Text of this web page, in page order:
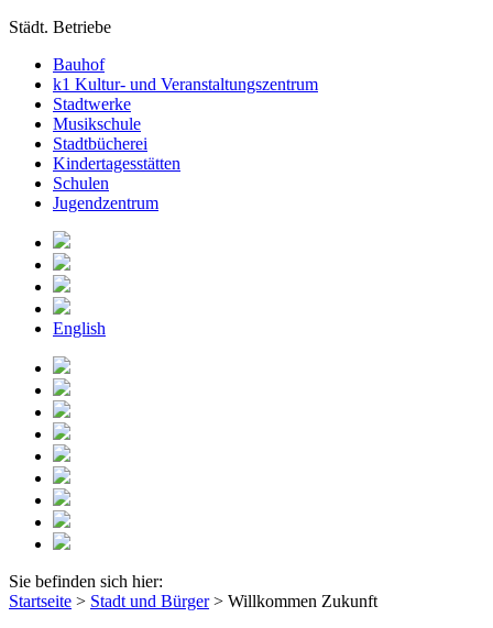
Städt. Betriebe
Bauhof
k1 Kultur- und Veranstaltungszentrum
Stadtwerke
Musikschule
Stadtbücherei
Kindertagesstätten
Schulen
Jugendzentrum
English
Sie befinden sich hier:
Startseite > Stadt und Bürger> Willkommen Zukunft